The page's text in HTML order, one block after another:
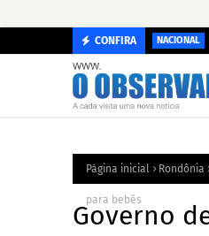
CONFIRA NACIONAL
Página inicial Rondônia
para bebês
Governo